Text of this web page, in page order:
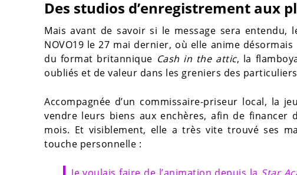
Des studios d’enregistrement aux
Mais avant de savoir si le message sera
NOVO19 le 27 mai dernier, où elle anime désormais
du format britannique Cash in the attic, la
oubliés et de valeur dans les greniers des
Accompagnée d’un commissaire-priseur local, la
vendre leurs biens aux enchères, afin de
mois. Et visiblement, elle a très vite trouvé ses
touche personnelle :